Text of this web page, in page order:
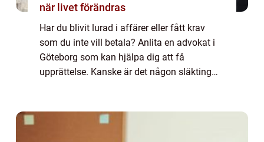
när livet förändras
Har du blivit lurad i affärer eller fått krav
som du inte vill betala? Anlita en advokat i
Göteborg som kan hjälpa dig att få
upprättelse. Kanske är det någon släkting